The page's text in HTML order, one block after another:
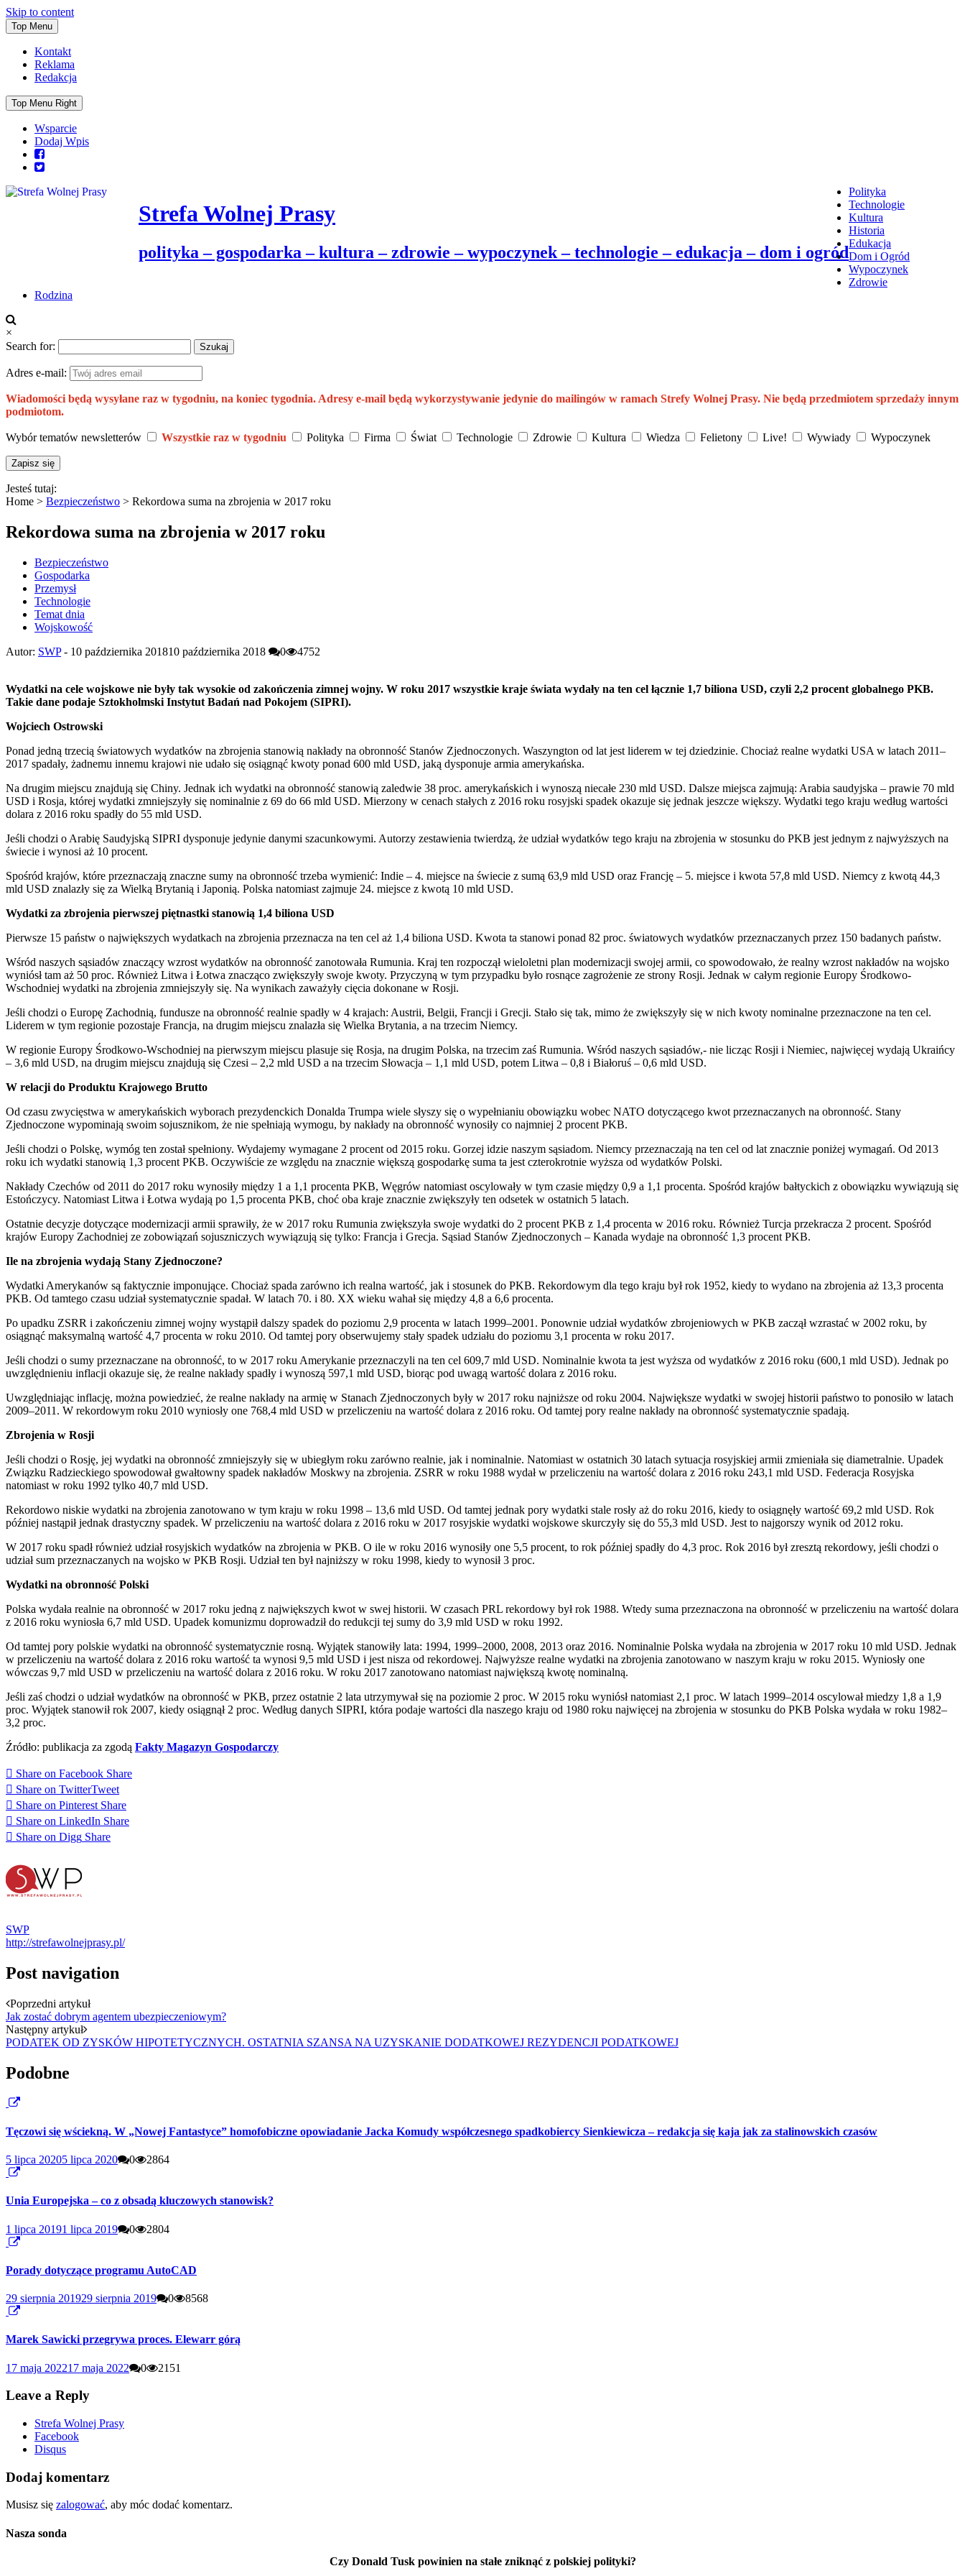
Skip to content
Top Menu
Kontakt
Reklama
Redakcja
Top Menu Right
Wsparcie
Dodaj Wpis
Strefa Wolnej Prasy
polityka – gospodarka – kultura – zdrowie – wypoczynek – technologie – edukacja – dom i ogród
Polityka
Technologie
Kultura
Historia
Edukacja
Dom i Ogród
Wypoczynek
Zdrowie
Rodzina
×
Search for:
Adres e-mail:
Wiadomości będą wysyłane raz w tygodniu, na koniec tygodnia. Adresy e-mail będą wykorzystywanie jedynie do mailingów w ramach Strefy Wolnej Prasy. Nie będą przedmiotem sprzedaży innym
podmiotom.
Wybór tematów newsletterów Wszystkie raz w tygodniu Polityka Firma Świat Technologie Zdrowie Kultura Wiedza Felietony Live! Wywiady Wypoczynek
Jesteś tutaj:
Home > Bezpieczeństwo > Rekordowa suma na zbrojenia w 2017 roku
Rekordowa suma na zbrojenia w 2017 roku
Bezpieczeństwo
Gospodarka
Przemysł
Technologie
Temat dnia
Wojskowość
Autor: SWP- 10 października 201810 października 2018 0 4752
Wydatki na cele wojskowe nie były tak wysokie od zakończenia zimnej wojny. W roku 2017 wszystkie kraje świata wydały na ten cel łącznie 1,7 biliona USD, czyli 2,2 procent globalnego PKB.
Takie dane podaje Sztokholmski Instytut Badań nad Pokojem (SIPRI).
Wojciech Ostrowski
Ponad jedną trzecią światowych wydatków na zbrojenia stanowią nakłady na obronność Stanów Zjednoczonych. Waszyngton od lat jest liderem w tej dziedzinie. Chociaż realne wydatki USA w latach 2011–
2017 spadały, żadnemu innemu krajowi nie udało się osiągnąć kwoty ponad 600 mld USD, jaką dysponuje armia amerykańska.
Na drugim miejscu znajdują się Chiny. Jednak ich wydatki na obronność stanowią zaledwie 38 proc. amerykańskich i wynoszą niecałe 230 mld USD. Dalsze miejsca zajmują: Arabia saudyjska – prawie 70 mld
USD i Rosja, której wydatki zmniejszyły się nominalnie z 69 do 66 mld USD. Mierzony w cenach stałych z 2016 roku rosyjski spadek okazuje się jednak jeszcze większy. Wydatki tego kraju według wartości
dolara z 2016 roku spadły do 55 mld USD.
Jeśli chodzi o Arabię Saudyjską SIPRI dysponuje jedynie danymi szacunkowymi. Autorzy zestawienia twierdzą, że udział wydatków tego kraju na zbrojenia w stosunku do PKB jest jednym z najwyższych na
świecie i wynosi aż 10 procent.
Spośród krajów, które przeznaczają znaczne sumy na obronność trzeba wymienić: Indie – 4. miejsce na świecie z sumą 63,9 mld USD oraz Francję – 5. miejsce i kwota 57,8 mld USD. Niemcy z kwotą 44,3
mld USD znalazły się za Wielką Brytanią i Japonią. Polska natomiast zajmuje 24. miejsce z kwotą 10 mld USD.
Wydatki za zbrojenia pierwszej piętnastki stanowią 1,4 biliona USD
Pierwsze 15 państw o największych wydatkach na zbrojenia przeznacza na ten cel aż 1,4 biliona USD. Kwota ta stanowi ponad 82 proc. światowych wydatków przeznaczanych przez 150 badanych państw.
Wśród naszych sąsiadów znaczący wzrost wydatków na obronność zanotowała Rumunia. Kraj ten rozpoczął wieloletni plan modernizacji swojej armii, co spowodowało, że realny wzrost nakładów na wojsko
wyniósł tam aż 50 proc. Również Litwa i Łotwa znacząco zwiększyły swoje kwoty. Przyczyną w tym przypadku było rosnące zagrożenie ze strony Rosji. Jednak w całym regionie Europy Środkowo-
Wschodniej wydatki na zbrojenia zmniejszyły się. Na wynikach zaważyły cięcia dokonane w Rosji.
Jeśli chodzi o Europę Zachodnią, fundusze na obronność realnie spadły w 4 krajach: Austrii, Belgii, Francji i Grecji. Stało się tak, mimo że zwiększyły się w nich kwoty nominalne przeznaczone na ten cel.
Liderem w tym regionie pozostaje Francja, na drugim miejscu znalazła się Wielka Brytania, a na trzecim Niemcy.
W regionie Europy Środkowo-Wschodniej na pierwszym miejscu plasuje się Rosja, na drugim Polska, na trzecim zaś Rumunia. Wśród naszych sąsiadów,- nie licząc Rosji i Niemiec, najwięcej wydają Ukraińcy
– 3,6 mld USD, na drugim miejscu znajdują się Czesi – 2,2 mld USD a na trzecim Słowacja – 1,1 mld USD, potem Litwa – 0,8 i Białoruś – 0,6 mld USD.
W relacji do Produktu Krajowego Brutto
Od czasu zwycięstwa w amerykańskich wyborach prezydenckich Donalda Trumpa wiele słyszy się o wypełnianiu obowiązku wobec NATO dotyczącego kwot przeznaczanych na obronność. Stany
Zjednoczone wypominają swoim sojusznikom, że nie spełniają wymogu, by nakłady na obronność wynosiły co najmniej 2 procent PKB.
Jeśli chodzi o Polskę, wymóg ten został spełniony. Wydajemy wymagane 2 procent od 2015 roku. Gorzej idzie naszym sąsiadom. Niemcy przeznaczają na ten cel od lat znacznie poniżej wymagań. Od 2013
roku ich wydatki stanowią 1,3 procent PKB. Oczywiście ze względu na znacznie większą gospodarkę suma ta jest czterokrotnie wyższa od wydatków Polski.
Nakłady Czechów od 2011 do 2017 roku wynosiły między 1 a 1,1 procenta PKB, Węgrów natomiast oscylowały w tym czasie między 0,9 a 1,1 procenta. Spośród krajów bałtyckich z obowiązku wywiązują się
Estończycy. Natomiast Litwa i Łotwa wydają po 1,5 procenta PKB, choć oba kraje znacznie zwiększyły ten odsetek w ostatnich 5 latach.
Ostatnie decyzje dotyczące modernizacji armii sprawiły, że w 2017 roku Rumunia zwiększyła swoje wydatki do 2 procent PKB z 1,4 procenta w 2016 roku. Również Turcja przekracza 2 procent. Spośród
krajów Europy Zachodniej ze zobowiązań sojuszniczych wywiązują się tylko: Francja i Grecja. Sąsiad Stanów Zjednoczonych – Kanada wydaje na obronność 1,3 procent PKB.
Ile na zbrojenia wydają Stany Zjednoczone?
Wydatki Amerykanów są faktycznie imponujące. Chociaż spada zarówno ich realna wartość, jak i stosunek do PKB. Rekordowym dla tego kraju był rok 1952, kiedy to wydano na zbrojenia aż 13,3 procenta
PKB. Od tamtego czasu udział systematycznie spadał. W latach 70. i 80. XX wieku wahał się między 4,8 a 6,6 procenta.
Po upadku ZSRR i zakończeniu zimnej wojny wystąpił dalszy spadek do poziomu 2,9 procenta w latach 1999–2001. Ponownie udział wydatków zbrojeniowych w PKB zaczął wzrastać w 2002 roku, by
osiągnąć maksymalną wartość 4,7 procenta w roku 2010. Od tamtej pory obserwujemy stały spadek udziału do poziomu 3,1 procenta w roku 2017.
Jeśli chodzi o sumy przeznaczane na obronność, to w 2017 roku Amerykanie przeznaczyli na ten cel 609,7 mld USD. Nominalnie kwota ta jest wyższa od wydatków z 2016 roku (600,1 mld USD). Jednak po
uwzględnieniu inflacji okazuje się, że realne nakłady spadły i wynoszą 597,1 mld USD, biorąc pod uwagą wartość dolara z 2016 roku.
Uwzględniając inflację, można powiedzieć, że realne nakłady na armię w Stanach Zjednoczonych były w 2017 roku najniższe od roku 2004. Największe wydatki w swojej historii państwo to ponosiło w latach
2009–2011. W rekordowym roku 2010 wyniosły one 768,4 mld USD w przeliczeniu na wartość dolara z 2016 roku. Od tamtej pory realne nakłady na obronność systematycznie spadają.
Zbrojenia w Rosji
Jeśli chodzi o Rosję, jej wydatki na obronność zmniejszyły się w ubiegłym roku zarówno realnie, jak i nominalnie. Natomiast w ostatnich 30 latach sytuacja rosyjskiej armii zmieniała się diametralnie. Upadek
Związku Radzieckiego spowodował gwałtowny spadek nakładów Moskwy na zbrojenia. ZSRR w roku 1988 wydał w przeliczeniu na wartość dolara z 2016 roku 243,1 mld USD. Federacja Rosyjska
natomiast w roku 1992 tylko 40,7 mld USD.
Rekordowo niskie wydatki na zbrojenia zanotowano w tym kraju w roku 1998 – 13,6 mld USD. Od tamtej jednak pory wydatki stale rosły aż do roku 2016, kiedy to osiągnęły wartość 69,2 mld USD. Rok
później nastąpił jednak drastyczny spadek. W przeliczeniu na wartość dolara z 2016 roku w 2017 rosyjskie wydatki wojskowe skurczyły się do 55,3 mld USD. Jest to najgorszy wynik od 2012 roku.
W 2017 roku spadł również udział rosyjskich wydatków na zbrojenia w PKB. O ile w roku 2016 wynosiły one 5,5 procent, to rok później spadły do 4,3 proc. Rok 2016 był zresztą rekordowy, jeśli chodzi o
udział sum przeznaczanych na wojsko w PKB Rosji. Udział ten był najniższy w roku 1998, kiedy to wynosił 3 proc.
Wydatki na obronność Polski
Polska wydała realnie na obronność w 2017 roku jedną z największych kwot w swej historii. W czasach PRL rekordowy był rok 1988. Wtedy suma przeznaczona na obronność w przeliczeniu na wartość dolara
z 2016 roku wyniosła 6,7 mld USD. Upadek komunizmu doprowadził do redukcji tej sumy do 3,9 mld USD w roku 1992.
Od tamtej pory polskie wydatki na obronność systematycznie rosną. Wyjątek stanowiły lata: 1994, 1999–2000, 2008, 2013 oraz 2016. Nominalnie Polska wydała na zbrojenia w 2017 roku 10 mld USD. Jednak
w przeliczeniu na wartość dolara z 2016 roku wartość ta wynosi 9,5 mld USD i jest nisza od rekordowej. Najwyższe realne wydatki na zbrojenia zanotowano w naszym kraju w roku 2015. Wyniosły one
wówczas 9,7 mld USD w przeliczeniu na wartość dolara z 2016 roku. W roku 2017 zanotowano natomiast największą kwotę nominalną.
Jeśli zaś chodzi o udział wydatków na obronność w PKB, przez ostatnie 2 lata utrzymywał się na poziomie 2 proc. W 2015 roku wyniósł natomiast 2,1 proc. W latach 1999–2014 oscylował miedzy 1,8 a 1,9
proc. Wyjątek stanowił rok 2007, kiedy osiągnął 2 proc. Według danych SIPRI, która podaje wartości dla naszego kraju od 1980 roku najwięcej na zbrojenia w stosunku do PKB Polska wydała w roku 1982–
3,2 proc.
Źródło: publikacja za zgodą Fakty Magazyn Gospodarczy
Share on Facebook Share
Share on TwitterTweet
Share on Pinterest Share
Share on LinkedIn Share
Share on Digg Share
SWP
http://strefawolnejprasy.pl/
Post navigation
Poprzedni artykuł
Jak zostać dobrym agentem ubezpieczeniowym?
Następny artykuł
PODATEK OD ZYSKÓW HIPOTETYCZNYCH. OSTATNIA SZANSA NA UZYSKANIE DODATKOWEJ REZYDENCJI PODATKOWEJ
Podobne
Tęczowi się wściekną. W „Nowej Fantastyce” homofobiczne opowiadanie Jacka Komudy współczesnego spadkobiercy Sienkiewicza – redakcja się kaja jak za stalinowskich czasów
5 lipca 20205 lipca 2020 0 2864
Unia Europejska – co z obsadą kluczowych stanowisk?
1 lipca 20191 lipca 2019 0 2804
Porady dotyczące programu AutoCAD
29 sierpnia 201929 sierpnia 2019 0 8568
Marek Sawicki przegrywa proces. Elewarr górą
17 maja 202217 maja 2022 0 2151
Leave a Reply
Strefa Wolnej Prasy
Facebook
Disqus
Dodaj komentarz
Musisz się zalogować, aby móc dodać komentarz.
Nasza sonda
Czy Donald Tusk powinien na stałe zniknąć z polskiej polityki?